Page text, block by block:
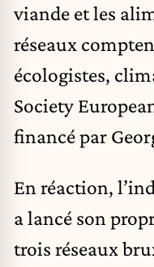
viande et les
réseaux
écologistes,
Society
financé par
En réaction,
a lancé son
trois réseaux